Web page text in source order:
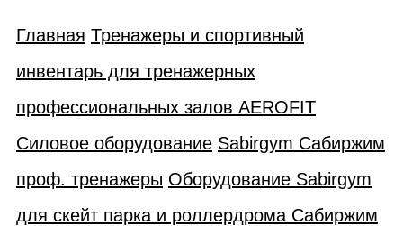
Главная Тренажеры и спортивный
инвентарь для тренажерных
профессиональных залов AEROFIT
Силовое оборудование Sabirgym Сабиржим
проф. тренажеры Оборудование Sabirgym
для скейт парка и роллердрома Сабиржим